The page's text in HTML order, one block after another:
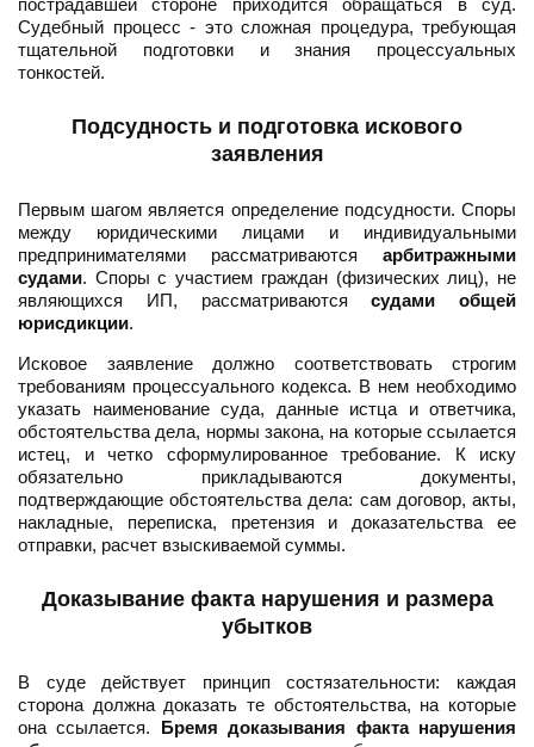
пострадавшей стороне приходится обращаться в суд.
Судебный процесс - это сложная процедура, требующая
тщательной подготовки и знания процессуальных
тонкостей.
Подсудность и подготовка искового
заявления
Первым шагом является определение подсудности. Споры
между юридическими лицами и индивидуальными
предпринимателями рассматриваются арбитражными
судами. Споры с участием граждан (физических лиц), не
являющихся ИП, рассматриваютсясудами общей
юрисдикции.
Исковое заявление должно соответствовать строгим
требованиям процессуального кодекса. В нем необходимо
указать наименование суда, данные истца и ответчика,
обстоятельства дела, нормы закона, на которые ссылается
истец, и четко сформулированное требование. К иску
обязательно прикладываются документы,
подтверждающие обстоятельства дела: сам договор, акты,
накладные, переписка, претензия и доказательства ее
отправки, расчет взыскиваемой суммы.
Доказывание факта нарушения и размера
убытков
В суде действует принцип состязательности: каждая
сторона должна доказать те обстоятельства, на которые
она ссылается. Бремя доказывания факта нарушения